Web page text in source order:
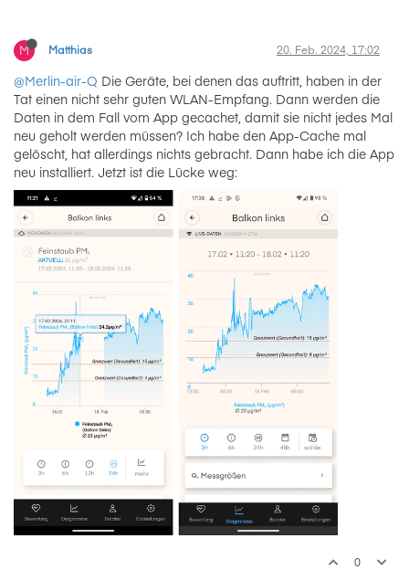
M Matthias 20. Feb. 2024, 17:02
@Merlin-air-Q Die Geräte, bei denen das auftritt, haben in der
Tat einen nicht sehr guten WLAN-Empfang. Dann werden die
Daten in dem Fall vom App gecachet, damit sie nicht jedes Mal
neu geholt werden müssen? Ich habe den App-Cache mal
gelöscht, hat allerdings nichts gebracht. Dann habe ich die App
neu installiert. Jetzt ist die Lücke weg:
0